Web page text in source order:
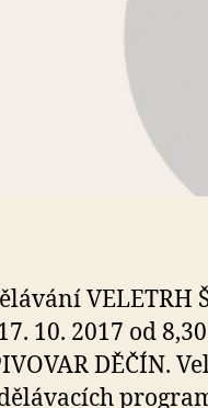
VELETRH
10. 2017 od
DĚČÍN.